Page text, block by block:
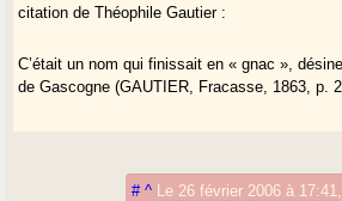
citation de Théophile Gautier :
C’était un nom qui finissait en « gnac »,
de Gascogne (GAUTIER, Fracasse, 1863, p.
# ^ Le 26 février 2006 à 17:41